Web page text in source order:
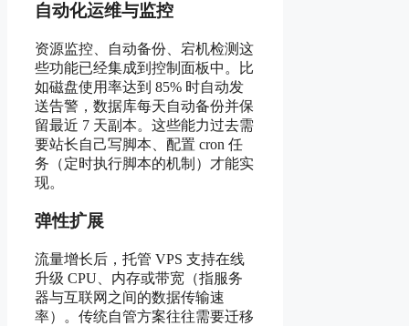
自动化运维与监控
资源监控、自动备份、宕机检测这
些功能已经集成到控制面板中。比
如磁盘使用率达到 85% 时自动发
送告警，数据库每天自动备份并保
留最近 7 天副本。这些能力过去需
要站长自己写脚本、配置 cron 任
务（定时执行脚本的机制）才能实
现。
弹性扩展
流量增长后，托管 VPS 支持在线
升级 CPU、内存或带宽（指服务
器与互联网之间的数据传输速
率）。传统自管方案往往需要迁移